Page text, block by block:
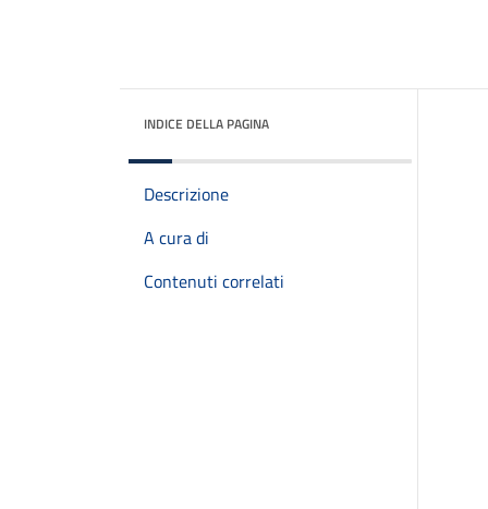
INDICE DELLA PAGINA
Descrizione
A cura di
Contenuti correlati